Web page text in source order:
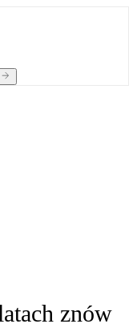
znów